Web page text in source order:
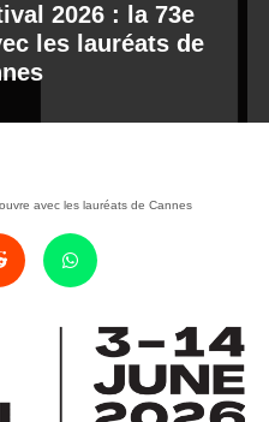
2026 : la 73e
les lauréats de
avec les lauréats de Cannes